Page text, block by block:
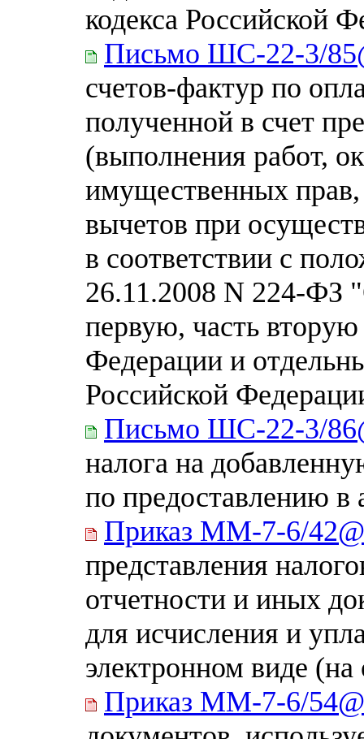
кодекса Российской
Письмо ШС-22-3/
счетов-фактур по
полученной в счет
(выполнения работ,
имущественных
вычетов при
в соответствии с
26.11.2008 N 224-ФЗ
первую, часть вторую
Федерации и
Российской
Письмо ШС-22-3/
налога на
по предоставлению
Приказ ММ-7-6/42@
представления
отчетности и иных
для исчисления и
электронном виде
Приказ ММ-7-6/54@